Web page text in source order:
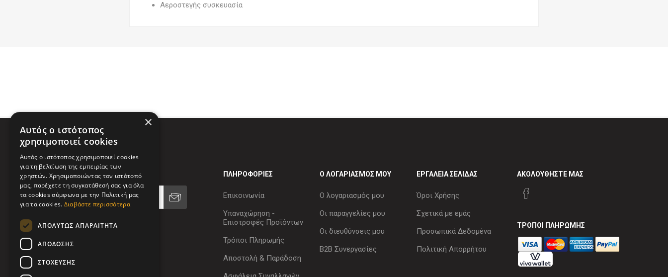
Αεροστεγής συσκευασία
Ενημερωτικό δελτίο ΠΛΗΡΟΦΟΡΊΕΣ
Επικοινωνία
Υπαναχώρηση -
Επιστροφές Προϊόντων
Τρόποι Πληρωμής
Αποστολή & Παράδοση
Ο ΛΟΓΑΡΙΑΣΜΌΣ ΜΟΥ
Ο λογαριασμός μου
Οι παραγγελίες μου
Οι διευθύνσεις μου
B2B Συνεργασίες
ΕΡΓΑΛΕΊΑ ΣΕΛΊΔΑΣ
Όροι Χρήσης
Σχετικά με εμάς
Προσωπικά Δεδομένα
Πολιτική Απορρήτου
ΑΚΟΛΟΥΘΉΣΤΕ ΜΑΣ
ΤΡΌΠΟΙ ΠΛΗΡΩΜΉΣ
×
Αυτός ο ιστότοπος
χρησιμοποιεί cookies
Αυτός ο ιστότοπος χρησιμοποιεί cookies
για τη βελτίωση της εμπειρίας των
χρηστών. Χρησιμοποιώντας τον ιστότοπό
μας, παρέχετε τη συγκατάθεσή σας για όλα
τα cookies σύμφωνα με την Πολιτική μας
για τα cookies. Διαβάστε περισσότερα
ΑΠΟΛΎΤΩΣ ΑΠΑΡΑΊΤΗΤΑ
ΑΠΌΔΟΣΗΣ
ΣΤΌΧΕΥΣΗΣ